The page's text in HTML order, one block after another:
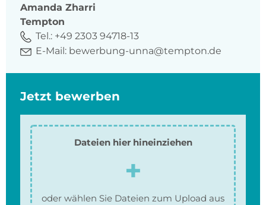
Amanda Zharri
Tempton
Tel.: +49 2303 94718-13
E-Mail: bewerbung-unna@tempton.de
Jetzt bewerben
Dateien hier hineinziehen
oder wählen Sie Dateien zum Upload aus